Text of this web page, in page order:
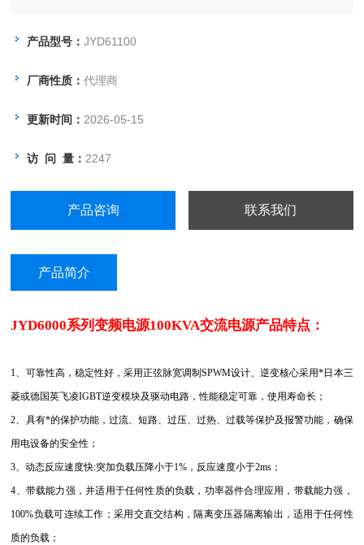
输出特性；给各企事业单位在设计开发、产品测试、检验等应
给进口设备、生产线供电等应用场合。
产品型号：JYD61100
厂商性质：代理商
更新时间： 2026-05-15
访 问 量： 2247
产品咨询 联系我们
产品简介
JYD6000系列变频电源100KVA交流电源产品特点：
1 、可靠性高，稳定性好，采用正弦脉宽调制SPWM设计、逆变核心采用*日本三
菱或德国英飞凌IGBT逆变模块及驱动电路，性能稳定可靠，使用寿命长；
2、具有*的保护功能，过流、短路、过压、过热、过载等保护及报警功能，确保
用电设备的安全性；
3、动态反应速度快:突加负载压降小于1%，反应速度小于2ms；
4、带载能力强，并适用于任何性质的负载，功率器件合理应用，带载能力强，
100%负载可连续工作；采用交直交结构，隔离变压器隔离输出，适用于任何性
质的负载；